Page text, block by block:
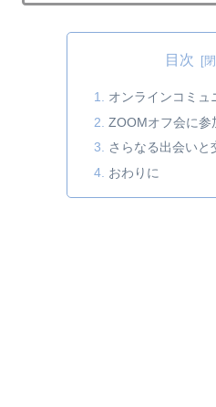
目次
オンラインコミュ
ZOOMオフ会に参
さらなる出会いと
おわりに